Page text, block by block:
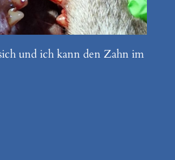
und ich kann den Zahn im